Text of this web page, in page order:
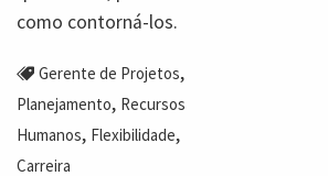
como contorná-los.
Gerente de Projetos,
Planejamento, Recursos
Humanos, Flexibilidade,
Carreira